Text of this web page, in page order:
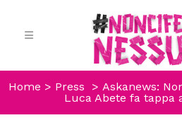
Home > Press > Askanews:
Luca Abete fa tappa